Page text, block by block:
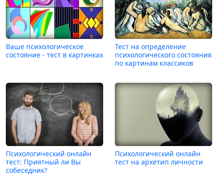
Ваше психологическое
состояние - тест в картинках
Тест на определение
психологического состояния
по картинам классиков
Психологический онлайн
тест: Приятный ли Вы
собеседник?
Психологический онлайн
тест на архетип личности